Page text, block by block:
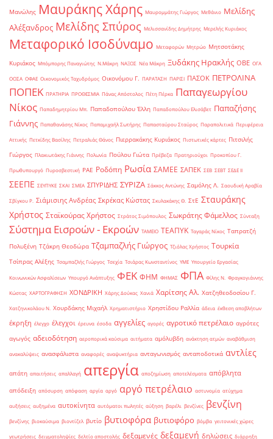
Μανώλης Μαυράκης Χάρης Μαυρομμάτης Γιώργος Μεθάνιο Μελίδης
Αλέξανδρος Μελίδης Σπύρος Μελισσανίδης Δημήτρης Μερελής Κυριάκος
Μεταφορικό Ισοδύναμο Μεταφορών Μητρώο Μητσοτάκης
Κυριάκος Μπόμπορης Παναγιώτης Ν.Μάκρη ΝΑΞΟΣ Νέα Μάκρη Ξυδάκης Ηρακλής ΟΒΕ ΟΓΑ
ΟΟΣΑ ΟΦΑΕ Οικονομικός Ταχυδρόμος Οικονόμου Γ. ΠΑΡΑΤΑΣΗ ΠΑΡΙΣΙ ΠΑΣΟΚ ΠΕΤΡΟΛΙΝΑ
ΠΟΠΕΚ ΠΡΑΤΗΡΙΑ ΠΡΟΘΕΣΜΙΑ Πάνας Απόστολος Πέτη Πέρκα Παπαγεωργίου
Νίκος Παπαδημητρίου Μπ. Παπαδοπούλου Έλλη Παπαδοπούλου Ελισάβετ Παπαζήσης
Γιάννης Παπαθανάσης Νίκος Παπαμιχαήλ Σωτήρης Παπασταύρου Σταύρος Παραπολιτικά Περιφέρεια
Αττικής Πετκίδης Βασίλης Πετραλιάς Θάνος Πιερρακάκης Κυριάκος Πιστωτικές κάρτες Πιτσιλής
Γιώργος Πλακιωτάκης Γιάννης Πολωνία Πούλου Γιώτα Πρέβεζα Πρατηριούχοι Προκοπίου Γ.
Πρωθυπουργό Πυροσβεστική ΡΑΕ Ροδόπη Ρωσία ΣΑΜΕΕ ΣΑΠΕΚ ΣΕΒ ΣΕΒΤ ΣΕΔΕ ΙΙ
ΣΕΕΠΕ ΣΕΥΠΥΚΕ ΣΚΑΙ ΣΜΕΑ ΣΠΥΡΙΔΗΣ ΣΥΡΙΖΑ Σάκκος Αντώνης Σαμόλης Λ. Σαουδική Αραβία
Σβίγκου Ρ. Σιάμισιης Ανδρέας Σκρέκας Κώστας Σκυλακάκης Θ. ΣτΕ Σταυράκης
Χρήστος Σταϊκούρας Χρήστος Στράτος Σιμόπουλος Σωκράτης Φάμελλος Σύνταξη
Σύστημα Εισροών - Εκροών ΤΑΜΕΙΟ ΤΕΑΠΥΚ Ταγαράς Νίκος Ταπρατζή
Πολυξένη Τζάκρη Θεοδώρα Τζαμπαζλής Γιώργος Τζιόλας Χρήστος Τουρκία
Τσίπρας Αλέξης Τσαμπαζλής Γιώργος Τσεχία Τσιάρας Κωνσταντίνος ΥΜΕ Υπουργείο Εργασίας
Κοινωνικών Ασφαλίσεων Υπουργό Ανάπτυξης ΦΕΚ ΦΗΜ ΦΗΜΑΣ ΦΠΑ Φίλης Ν. Φραγκογιάννης
Κώστας ΧΑΡΤΟΓΡΑΦΗΣΗ ΧΟΝΔΡΙΚΗ Χάρης Δούκας Χανιά Χαρίτσης Αλ. Χατζηθεοδοσίου Γ.
Χατζηνικολάου Ν. Χουρδάκης Μιχαήλ Χρηματιστήριο Χρηστίδου Ραλλία άδεια έκθεση αποβλήτων
έκρηξη έλεγχο έλεγχοι έρευνα έσοδα αγγελίες αγορές αγροτικό πετρέλαιο αγρότες
αγωγός αδειοδότηση αεροπορικά καύσιμα αιτήματα αμόλυβδη ανάκτηση ατμών αναβάθμιση
ανακαλύψεις ανασφάλιστα αναφορές αναψυκτήρια ανταγωνισμός ανταποδοτικά αντλίες
απάτη απαιτήσεις απαλλαγή απεργία αποζημίωση αποτελέσματα απόβλητα
απόδειξη απόσυρση απόφαση αργία αργό αργό πετρέλαιο αστυνομία ατύχημα
αυξήσεις αυξημένα αυτοκίνητα αυτόματοι πωλητές αύξηση βαρέλι βενζίνες βενζίνη
βενζίνης βιοκαύσιμα βιοντίζελ βυτίο βυτιοφόρα βυτιοφόρο βόμβα γειτονικές χώρες
γεωτρήσεις δειγματοληψίες δελτίο αποστολής δεξαμενές δεξαμενή δηλώσεις διάρρηξη